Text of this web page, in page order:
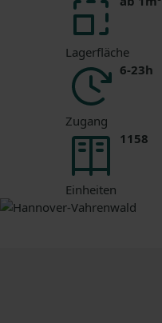
Lagerfläche
6-23h
Zugang
1158
Einheiten